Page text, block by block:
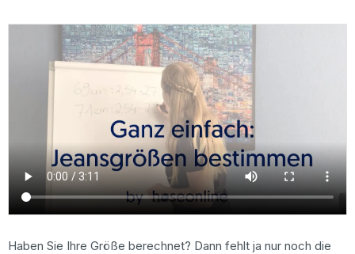
Haben Sie Ihre Größe berechnet? Dann fehlt ja nur noch die